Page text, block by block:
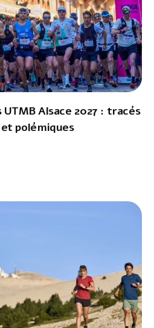
Alsace 2027 : tracés
polémiques